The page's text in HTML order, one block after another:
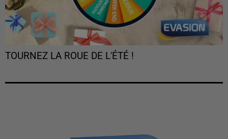
TOURNEZ LA ROUE DE L'ÉTÉ !